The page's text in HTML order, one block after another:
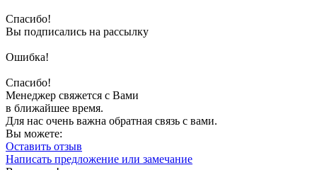
Спасибо!
Вы подписались на рассылку
Ошибка!
Спасибо!
Менеджер свяжется с Вами
в ближайшее время.
Для нас очень важна обратная связь с вами.
Вы можете:
Оставить отзыв
Написать предложение или замечание